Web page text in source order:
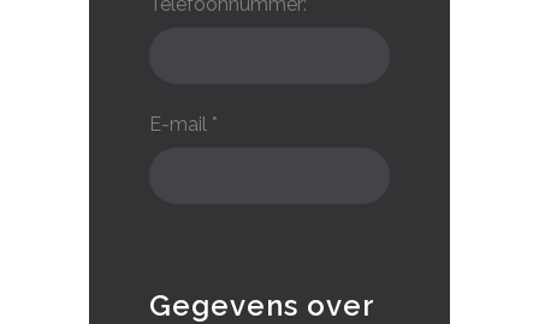
E-mail *
Gegevens over